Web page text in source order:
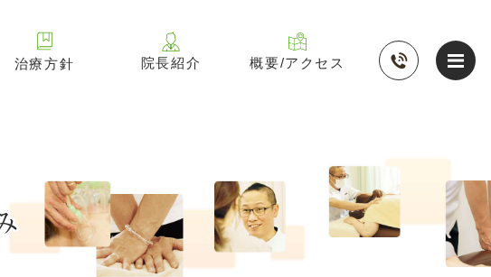
治療方針 院長紹介 概要/アクセス